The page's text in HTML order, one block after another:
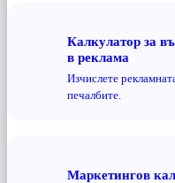
Калкулатор за
в реклама
Изчислете
печалбите.
Маркетингов